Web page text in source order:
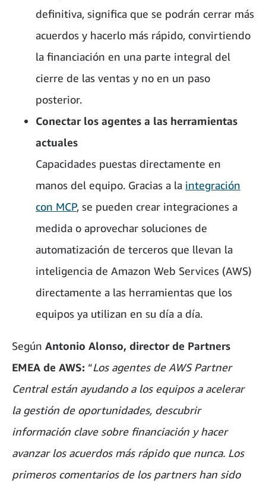
definitiva, significa que se podrán cerrar más
acuerdos y hacerlo más rápido, convirtiendo
la financiación en una parte integral del
cierre de las ventas y no en un paso
posterior.
Conectar los agentes a las herramientas
actuales
Capacidades puestas directamente en
manos del equipo. Gracias a la integración
con MCP, se pueden crear integraciones a
medida o aprovechar soluciones de
automatización de terceros que llevan la
inteligencia de Amazon Web Services (AWS)
directamente a las herramientas que los
equipos ya utilizan en su día a día.
Según Antonio Alonso, director de Partners
EMEA de AWS: “Los agentes de AWS Partner
Central están ayudando a los equipos a acelerar
la gestión de oportunidades, descubrir
información clave sobre financiación y hacer
avanzar los acuerdos más rápido que nunca. Los
primeros comentarios de los partners han sido